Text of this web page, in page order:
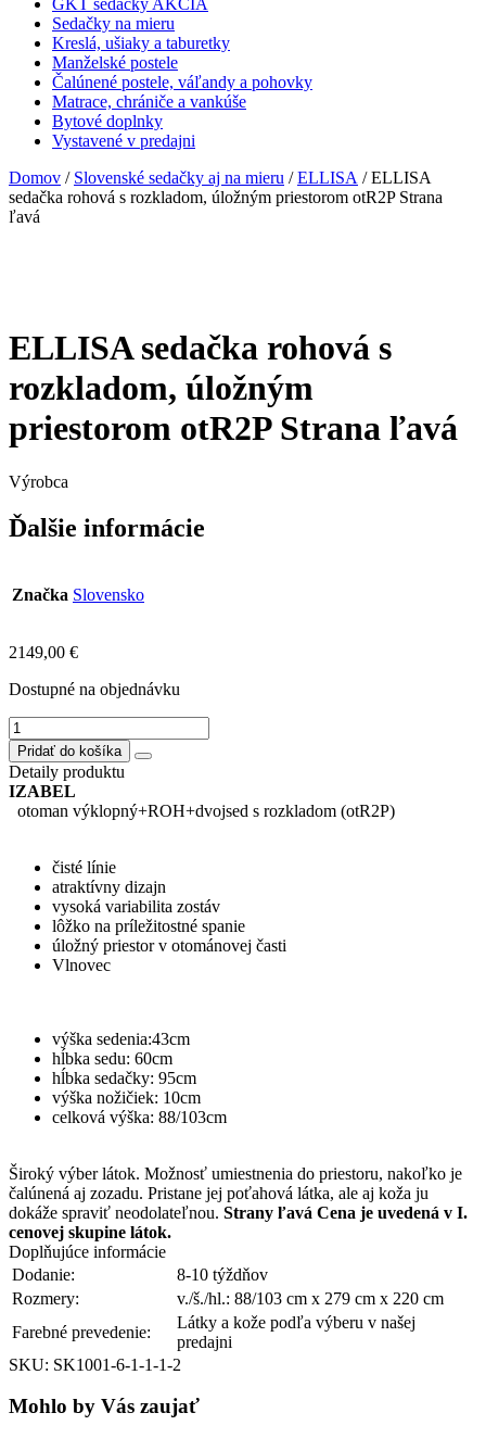
GKT sedačky AKCIA
Sedačky na mieru
Kreslá, ušiaky a taburetky
Manželské postele
Čalúnené postele, váľandy a pohovky
Matrace, chrániče a vankúše
Bytové doplnky
Vystavené v predajni
Domov / Slovenské sedačky aj na mieru /ELLISA / ELLISA
sedačka rohová s rozkladom, úložným priestorom otR2P Strana
ľavá
ELLISA sedačka rohová s
rozkladom, úložným
priestorom otR2P Strana ľavá
Výrobca
Ďalšie informácie
Značka Slovensko
2149,00 €
Dostupné na objednávku
množstvo
ELLISA
sedačka
rohová
s
rozkladom,
priestorom
otR2P
Strana
ľavá
Pridať do košíka
Detaily produktu
IZABEL
otoman výklopný+ROH+dvojsed s rozkladom (otR2P)
čisté línie
atraktívny dizajn
vysoká variabilita zostáv
lôžko na príležitostné spanie
úložný priestor v otománovej časti
Vlnovec
výška sedenia:43cm
hĺbka sedu: 60cm
hĺbka sedačky: 95cm
výška nožičiek: 10cm
celková výška: 88/103cm
Široký výber látok. Možnosť umiestnenia do priestoru, nakoľko je
čalúnená aj zozadu. Pristane jej poťahová látka, ale aj koža ju
dokáže spraviť neodolateľnou. Strany ľavá Cena je uvedená v I.
cenovej skupine látok.
Doplňujúce informácie
Dodanie:
8-10 týždňov
Rozmery:
v./š./hl.: 88/103 cm x 279 cm x 220 cm
Farebné prevedenie:
Látky a kože podľa výberu v našej
predajni
SKU: SK1001-6-1-1-1-2
Mohlo by Vás zaujať